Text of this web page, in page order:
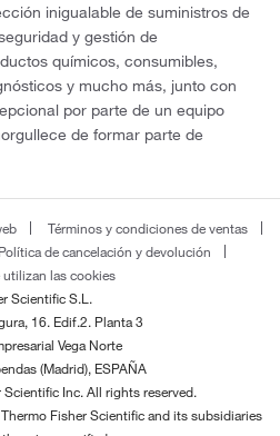
inigualable de suministros de
y gestión de
químicos, consumibles,
y mucho más, junto con
por parte de un equipo
de formar parte de
Términos y condiciones de ventas
Política de cancelación y devolución
utilizan las cookies
Scientific S.L.
16. Edif.2. Planta 3
Vega Norte
(Madrid), ESPAÑA
Inc. All rights reserved.
Fisher Scientific and its subsidiaries